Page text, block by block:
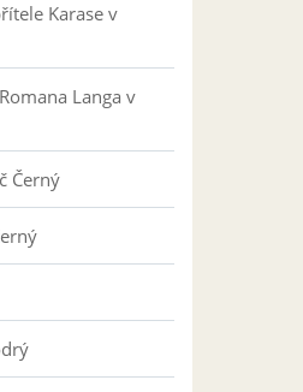
Karase v
Langa v
Černý